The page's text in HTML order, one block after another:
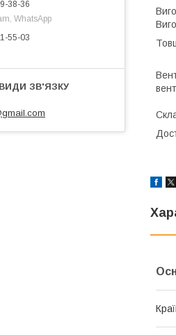
38-36
WhatsApp
55-03